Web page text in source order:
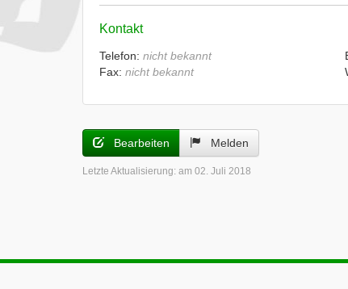
Kontakt
Telefon: nicht bekannt
Fax: nicht bekannt
Bearbeiten Melden
Letzte Aktualisierung: am 02. Juli 2018